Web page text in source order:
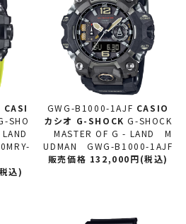
CASI
SHO
込)
GWG-B1000-1AJF CASIO
カシオ G-SHOCKG-SHOCK
MASTER OF G - LAND M
UDMAN GWG-B1000-1AJF
販売価格 132,000円(税込)